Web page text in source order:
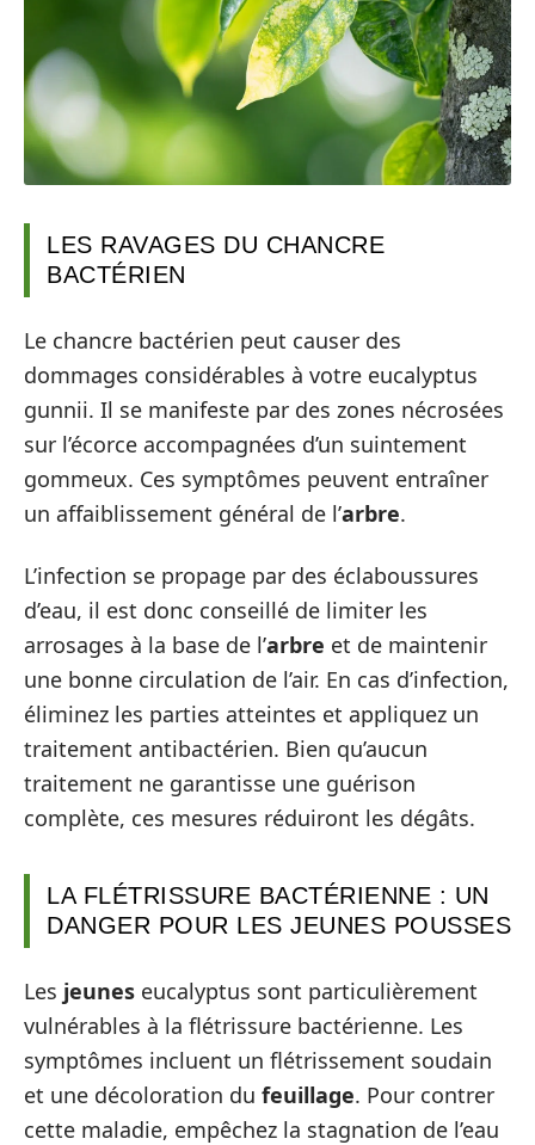
LES RAVAGES DU CHANCRE
BACTÉRIEN
Le chancre bactérien peut causer des
dommages considérables à votre eucalyptus
gunnii. Il se manifeste par des zones nécrosées
sur l’écorce accompagnées d’un suintement
gommeux. Ces symptômes peuvent entraîner
un affaiblissement général de l’arbre.
L’infection se propage par des éclaboussures
d’eau, il est donc conseillé de limiter les
arrosages à la base de l’arbre et de maintenir
une bonne circulation de l’air. En cas d’infection,
éliminez les parties atteintes et appliquez un
traitement antibactérien. Bien qu’aucun
traitement ne garantisse une guérison
complète, ces mesures réduiront les dégâts.
LA FLÉTRISSURE BACTÉRIENNE : UN
DANGER POUR LES JEUNES POUSSES
Les jeunes eucalyptus sont particulièrement
vulnérables à la flétrissure bactérienne. Les
symptômes incluent un flétrissement soudain
et une décoloration du feuillage. Pour contrer
cette maladie, empêchez la stagnation de l’eau